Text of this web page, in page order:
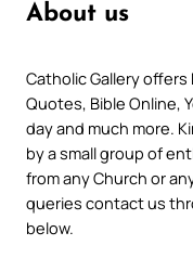
About us
Catholic Gallery offers
Quotes, Bible Online,
day and much more.
by a small group of
from any Church or
queries contact us
below.